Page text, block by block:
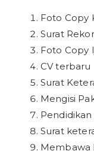
Foto Copy
Surat
Foto Copy
CV terbaru
Surat
Mengisi
Surat
Membawa